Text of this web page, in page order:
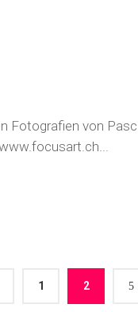
Fotografien von
1 2